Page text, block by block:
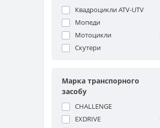
Квадроцикли ATV-UTV
Мопеди
Мотоцикли
Скутери
Марка транспорного
засобу
CHALLENGE
EXDRIVE